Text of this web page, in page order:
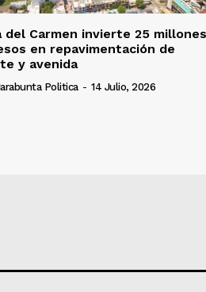
del Carmen invierte 25 millones
en repavimentación de
y avenida
Politica - 14 Julio, 2026